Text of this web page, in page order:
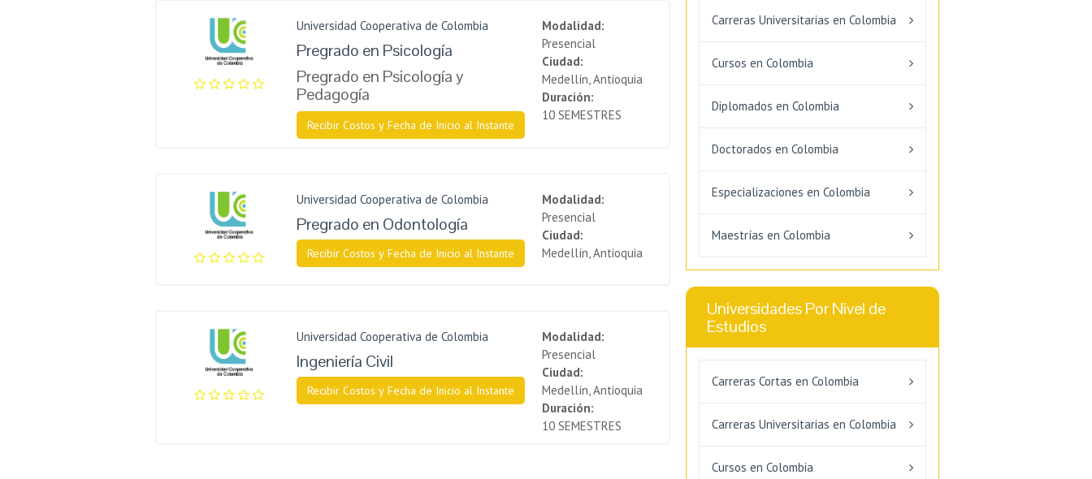
Universidad Cooperativa de Colombia
Pregrado en Psicología
Pregrado en Psicología y
Pedagogía
Recibir Costos y Fecha de Inicio al Instante
Modalidad:
Presencial
Ciudad:
Medellín, Antioquia
Duración:
10 SEMESTRES
Universidad Cooperativa de Colombia
Pregrado en Odontología
Recibir Costos y Fecha de Inicio al Instante
Modalidad:
Presencial
Ciudad:
Medellín, Antioquia
Universidad Cooperativa de Colombia
Ingeniería Civil
Recibir Costos y Fecha de Inicio al Instante
Modalidad:
Presencial
Ciudad:
Medellín, Antioquia
Duración:
10 SEMESTRES
Carreras Universitarias en Colombia
Cursos en Colombia
Diplomados en Colombia
Doctorados en Colombia
Especializaciones en Colombia
Maestrías en Colombia
Universidades Por Nivel de
Estudios
Carreras Cortas en Colombia
Carreras Universitarias en Colombia
Cursos en Colombia